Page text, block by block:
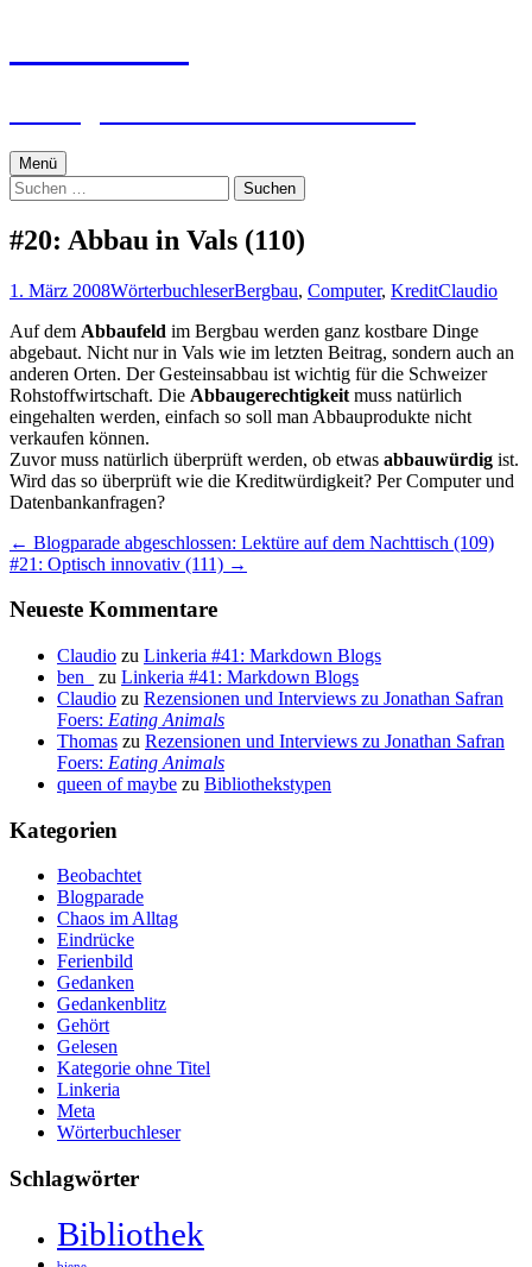
Menü
Suchen
nach:
#20: Abbau in Vals (110)
1. März 2008WörterbuchleserBergbau, Computer, KreditClaudio
Auf dem Abbaufeld im Bergbau werden ganz kostbare Dinge
abgebaut. Nicht nur in Vals wie im letzten Beitrag, sondern auch an
anderen Orten. Der Gesteinsabbau ist wichtig für die Schweizer
Rohstoffwirtschaft. Die Abbaugerechtigkeit muss natürlich
eingehalten werden, einfach so soll man Abbauprodukte nicht
verkaufen können.
Zuvor muss natürlich überprüft werden, ob etwas abbauwürdig ist.
Wird das so überprüft wie die Kreditwürdigkeit? Per Computer und
Datenbankanfragen?
Beitragsnavigation
← Blogparade abgeschlossen: Lektüre auf dem Nachttisch (109)
#21: Optisch innovativ (111) →
Neueste Kommentare
Claudio zu Linkeria #41: Markdown Blogs
ben_
zu Linkeria #41: Markdown Blogs
Claudio zu Rezensionen und Interviews zu Jonathan Safran
Foers: Eating Animals
Thomas zu Rezensionen und Interviews zu Jonathan Safran
Foers: Eating Animals
queen of maybe zu Bibliothekstypen
Kategorien
Beobachtet
Blogparade
Chaos im Alltag
Eindrücke
Ferienbild
Gedanken
Gedankenblitz
Gehört
Gelesen
Kategorie ohne Titel
Linkeria
Meta
Wörterbuchleser
Schlagwörter
Bibliothek